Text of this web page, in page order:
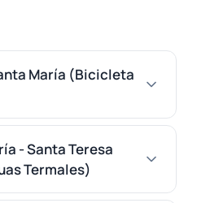
María (Bicicleta
- Santa Teresa
Termales)